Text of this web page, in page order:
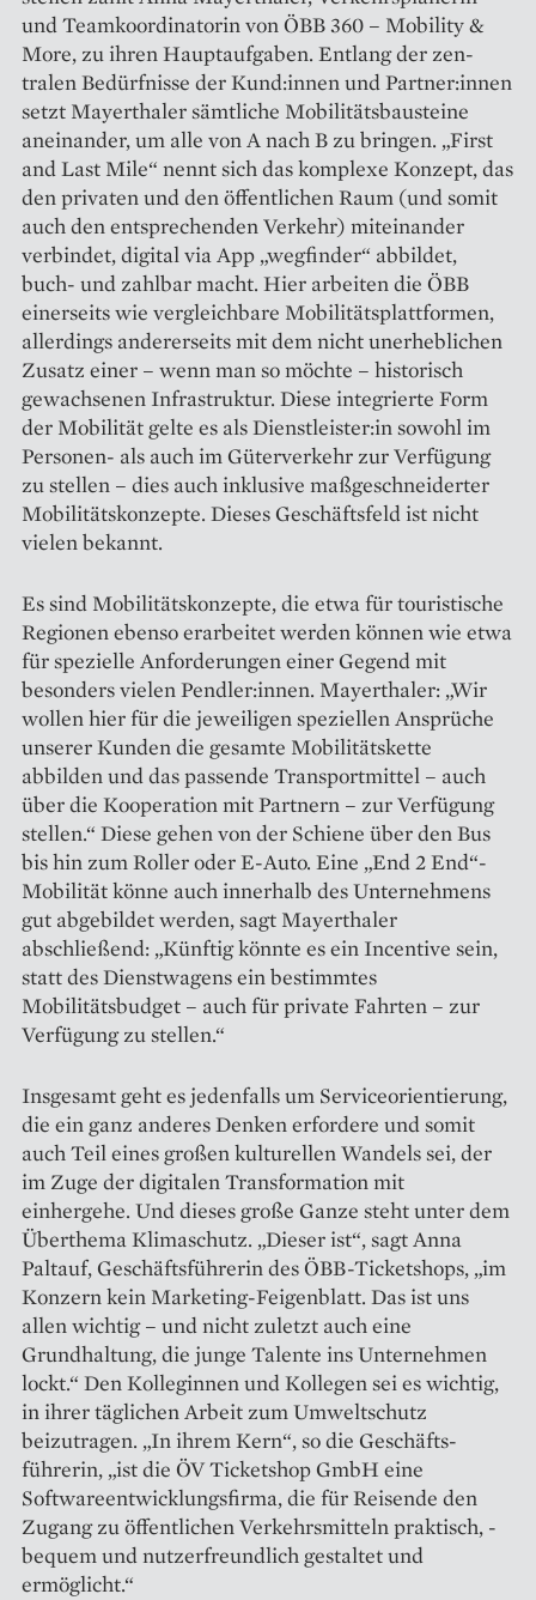
und Teamkoordinatorin von ÖBB 360 – Mobility &
More, zu ihren Hauptaufgaben. ­Entlang der zen­
tralen Bedürfnisse der Kund:innen und Partner:innen
setzt Mayerthaler sämtliche Mobilitätsbausteine
aneinander, um alle von A nach B zu bringen. „First
and Last Mile“ nennt sich das komplexe Konzept, das
den privaten und den öffentlichen Raum (und somit
auch den entsprechenden Verkehr) miteinander
verbindet, digital via App „wegfinder“ abbildet,
buch- und zahlbar macht. Hier arbeiten die ÖBB
einerseits wie vergleichbare Mobilitätsplattformen,
allerdings andererseits mit dem nicht unerheblichen
Zusatz einer – wenn man so möchte – historisch
gewachsenen Infrastruktur. Diese integrierte Form
der Mobilität gelte es als Dienst­leister:in sowohl im
Personen- als auch im Güterverkehr zur Verfügung
zu stellen – dies auch inklusive maßgeschneiderter
Mobilitätskonzepte. Dieses Geschäftsfeld ist nicht
vielen bekannt.
Es sind Mobilitätskonzepte, die etwa für touristische
Regionen ebenso erarbeitet werden können wie etwa
für spezielle Anforderungen einer Gegend mit
besonders vielen Pendler:innen. Mayerthaler: „Wir
wollen hier für die jeweiligen spezi­ellen Ansprüche
unserer Kunden die gesamte Mobilitätskette
abbilden und das passende Transport­mittel – auch
über die Kooperation mit Partnern – zur Verfügung
stellen.“ Diese gehen von der Schiene über den Bus
bis hin zum Roller oder E-Auto. Eine „End 2 End“-
Mobilität könne auch innerhalb des Unternehmens
gut abgebildet werden, sagt Mayer­thaler
abschließend: „Künftig könnte es ein Incentive sein,
statt des Dienst­wagens ein bestimmtes
Mobilitätsbudget – auch für private Fahrten – zur
Verfügung zu stellen.“
Insgesamt geht es jedenfalls um Serviceorientierung,
die ein ganz anderes Denken erfordere und somit
auch Teil eines großen kulturellen Wandels sei, der
im Zuge der digi­talen Transformation mit
einhergehe. Und dieses große Ganze steht unter dem
Überthema Klimaschutz. „Dieser ist“, sagt Anna
Paltauf, Geschäftsführerin des ÖBB-Ticketshops, „im
Konzern kein Marketing-Feigenblatt. Das ist uns
allen wichtig – und nicht zuletzt auch eine
Grundhaltung, die junge Talente ins Unternehmen
lockt.“ Den Kolleginnen und Kollegen sei es wichtig,
in ihrer täglichen Arbeit zum Umweltschutz
beizutragen. „In ihrem Kern“, so die Geschäfts­
führerin, „ist die ÖV Ticketshop GmbH eine
Softwareentwicklungsfirma, die für Reisende den
Zugang zu öffent­lichen Verkehrsmitteln praktisch, ­
bequem und nutzerfreundlich ge­staltet und
ermöglicht.“